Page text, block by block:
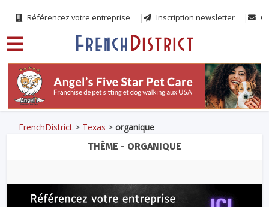
Référencez votre entreprise Inscription newsletter
FrenchDistrict > Texas >organique
THÈME - ORGANIQUE